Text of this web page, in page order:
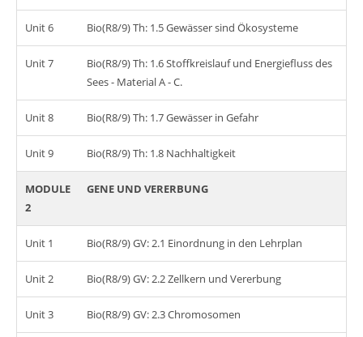
Unit 6 Bio(R8/9) Th: 1.5 Gewässer sind Ökosysteme
Unit 7
Bio(R8/9) Th: 1.6 Stoffkreislauf und Energiefluss des
Sees - Material A - C.
Unit 8 Bio(R8/9) Th: 1.7 Gewässer in Gefahr
Unit 9 Bio(R8/9) Th: 1.8 Nachhaltigkeit
MODULE
2
GENE UND VERERBUNG
Unit 1 Bio(R8/9) GV: 2.1 Einordnung in den Lehrplan
Unit 2 Bio(R8/9) GV: 2.2 Zellkern und Vererbung
Unit 3 Bio(R8/9) GV: 2.3 Chromosomen